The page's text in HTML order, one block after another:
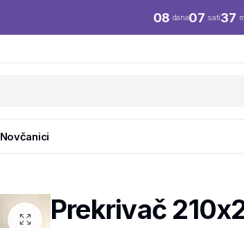
08 dana07 sati37
Novčanici
Prekrivač